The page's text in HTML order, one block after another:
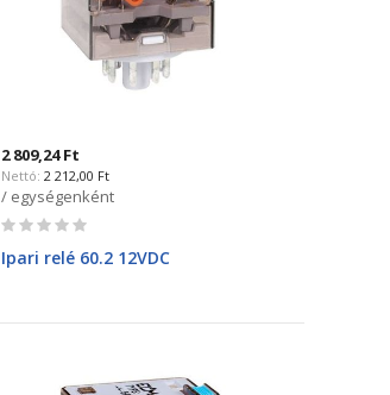
2 809,24 Ft
2 212,00 Ft
/ egységenként
Rating:
Ipari relé 60.2 12VDC